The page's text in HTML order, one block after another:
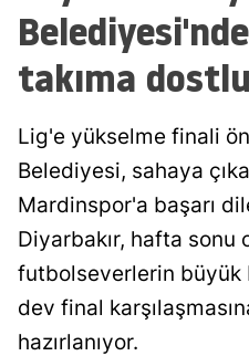
takıma
Lig'e yükselme finali
Belediyesi, sahaya
Mardinspor'a başarı
Diyarbakır, hafta sonu
futbolseverlerin büyük
dev final
hazırlanıyor.